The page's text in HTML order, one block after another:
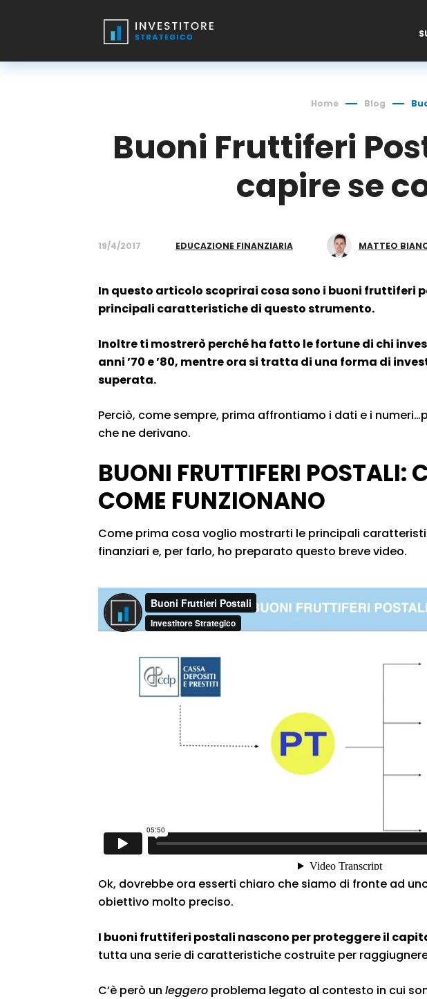
Home Blog
Buoni Fruttiferi
capire se
19/4/2017 EDUCAZIONE FINANZIARIA MATTEO
In questo articolo scoprirai cosa sono i buoni fruttiferi
principali caratteristiche di questo strumento.
Inoltre ti mostrerò perché ha fatto le fortune di chi
anni ’70 e ’80, mentre ora si tratta di una forma di
superata.
Perciò, come sempre, prima affrontiamo i dati e i
che ne derivano.
BUONI FRUTTIFERI POSTALI:
COME FUNZIONANO
Come prima cosa voglio mostrarti le principali
finanziari e, per farlo, ho preparato questo breve video.
Ok, dovrebbe ora esserti chiaro che siamo di fronte ad
obiettivo molto preciso.
I buoni fruttiferi postali nascono per proteggere il
tutta una serie di caratteristiche costruite per
C’è però un leggero problema legato al contesto in cui